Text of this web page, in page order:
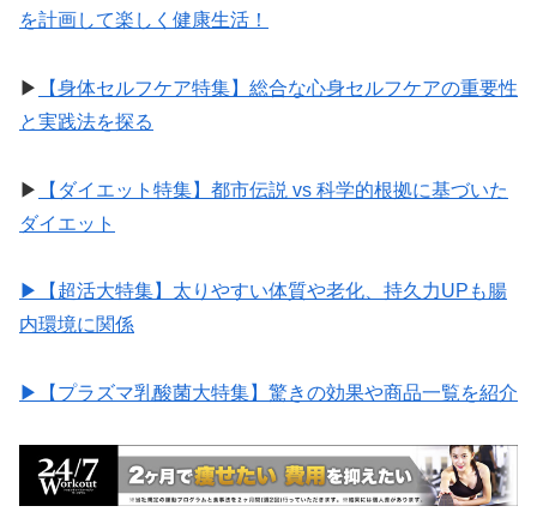
を計画して楽しく健康生活！
▶︎
【身体セルフケア特集】総合な心身セルフケアの重要性
と実践法を探る
▶︎
【ダイエット特集】都市伝説 vs 科学的根拠に基づいた
ダイエット
▶︎【超活大特集】太りやすい体質や老化、持久力UPも腸
内環境に関係
▶︎【プラズマ乳酸菌大特集】驚きの効果や商品一覧を紹介